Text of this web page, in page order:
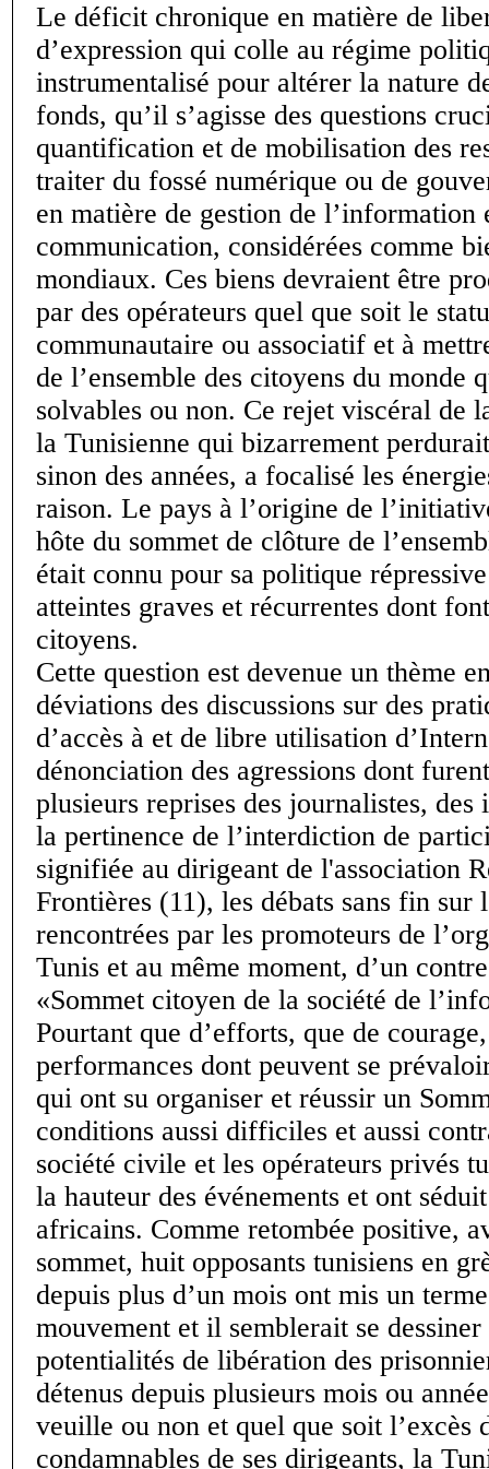
Le déficit chronique en matière de
d’expression qui colle au régime
instrumentalisé pour altérer la nature
fonds, qu’il s’agisse des questions
quantification et de mobilisation des
traiter du fossé numérique ou de
en matière de gestion de l’information
communication, considérées comme
mondiaux. Ces biens devraient être
par des opérateurs quel que soit le
communautaire ou associatif et à
de l’ensemble des citoyens du monde
solvables ou non. Ce rejet viscéral de
la Tunisienne qui bizarrement
sinon des années, a focalisé les
raison. Le pays à l’origine de
hôte du sommet de clôture de
était connu pour sa politique
atteintes graves et récurrentes dont
citoyens.
Cette question est devenue un thème
déviations des discussions sur des
d’accès à et de libre utilisation
dénonciation des agressions dont
plusieurs reprises des journalistes, des
la pertinence de l’interdiction de
signifiée au dirigeant de l'association
Frontières (11), les débats sans fin sur
rencontrées par les promoteurs de
Tunis et au même moment, d’un
«Sommet citoyen de la société de
Pourtant que d’efforts, que de
performances dont peuvent se
qui ont su organiser et réussir un
conditions aussi difficiles et aussi
société civile et les opérateurs privés
la hauteur des événements et ont
africains. Comme retombée positive,
sommet, huit opposants tunisiens en
depuis plus d’un mois ont mis un
mouvement et il semblerait se
potentialités de libération des
détenus depuis plusieurs mois ou
veuille ou non et quel que soit l’excès
condamnables de ses dirigeants, la